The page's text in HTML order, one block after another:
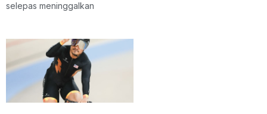
selepas meninggalkan